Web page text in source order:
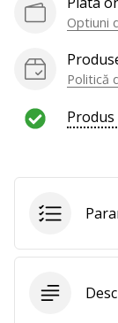
voleiului
și
noi?
te
Ambasador
brandului.
Afiseaza
Optiuni
Politică